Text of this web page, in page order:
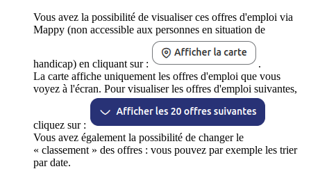
Vous avez la possibilité de visualiser ces offres d'emploi via
Mappy (non accessible aux personnes en situation de
handicap) en cliquant sur :
.
La carte affiche uniquement les offres d'emploi que vous
voyez à l'écran. Pour visualiser les offres d'emploi suivantes,
cliquez sur :
Vous avez également la possibilité de changer le
« classement » des offres : vous pouvez par exemple les trier
par date.